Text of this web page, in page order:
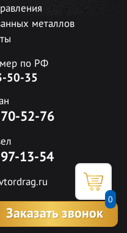
0
металлов
по РФ
50-35
52-76
13-54
Заказать звонок